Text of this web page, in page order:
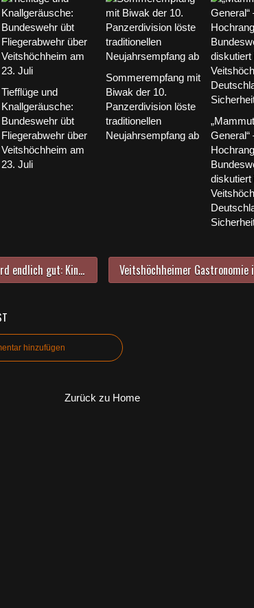
Tiefflüge und
Knallgeräusche:
Bundeswehr übt
Fliegerabwehr über
Veitshöchheim am
23. Juli
Sommerempfang mit
Biwak der 10.
Panzerdivision löste
traditionellen
Neujahrsempfang ab
General“
diskutiert
Was lange währt wird endlich gut: Kinderarztpraxis im Rathaus-Mittelbau nun auch über eine Rampe zu erreichen
hinzufügen
Zurück zu Home